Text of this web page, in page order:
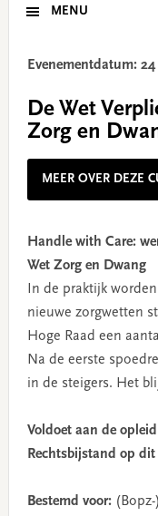
MENU
Evenementdatum:
De Wet
Zorg en
MEER OVER DEZE
Handle with Care:
Wet Zorg en Dwang
In de praktijk
nieuwe zorgwetten
Hoge Raad een
Na de eerste
in de steigers. Het
Voldoet aan de
Rechtsbijstand op dit
Bestemd voor:(Bopz-